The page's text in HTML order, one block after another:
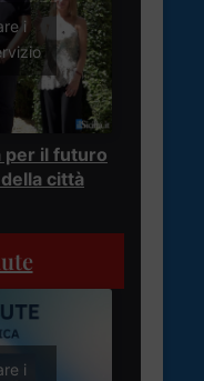
i
per il futuro
città
i